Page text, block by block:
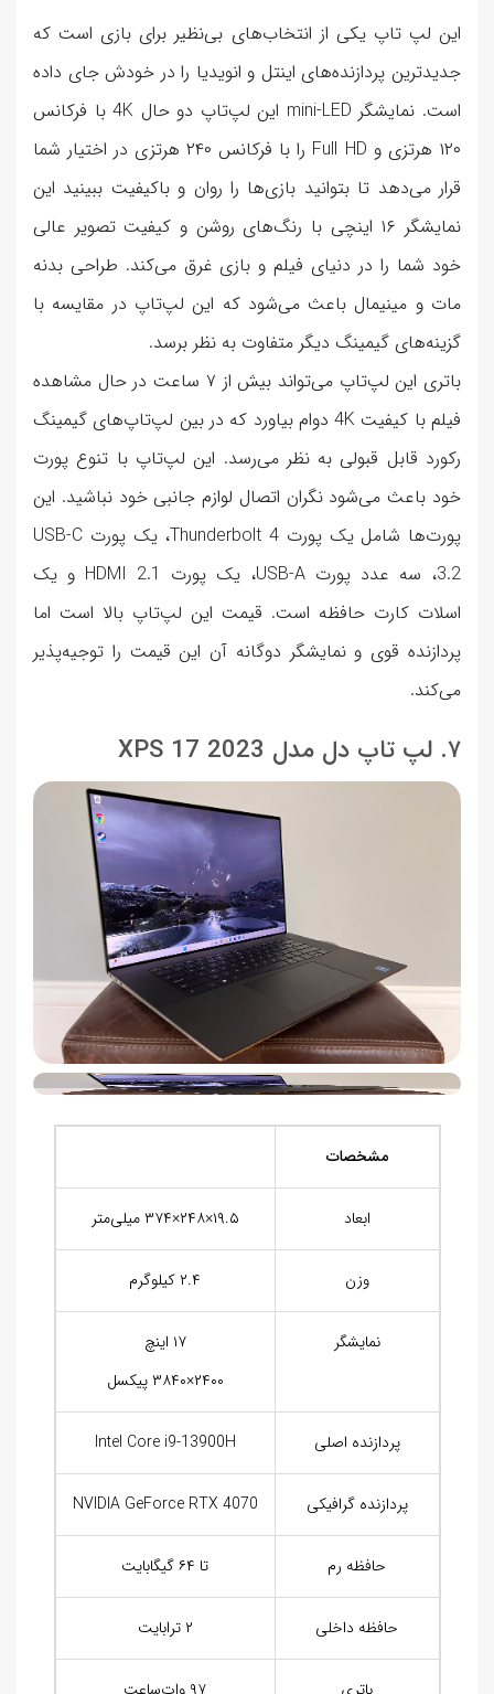
این لپ تاپ یکی از انتخاب‌های بی‌نظیر برای بازی است که
جدیدترین پردازنده‌های اینتل و انویدیا را در خودش جای داده
است. نمایشگر mini-LED این لپ‌تاپ دو حال 4K با فرکانس
۱۲۰ هرتزی و Full HD را با فرکانس ۲۴۰ هرتزی در اختیار شما
قرار می‌دهد تا بتوانید بازی‌ها را روان و باکیفیت ببینید این
نمایشگر ۱۶ اینچی با رنگ‌های روشن و کیفیت تصویر عالی
خود شما را در دنیای فیلم و بازی غرق می‌کند. طراحی بدنه
مات و مینیمال باعث می‌شود که این لپ‌تاپ در مقایسه با
گزینه‌های گیمینگ دیگر متفاوت به نظر برسد.
باتری این لپ‌تاپ می‌تواند بیش از ۷ ساعت در حال مشاهده
فیلم با کیفیت 4K دوام بیاورد که در بین لپ‌تاپ‌های گیمینگ
رکورد قابل قبولی به نظر می‌رسد. این لپ‌تاپ با تنوع پورت
خود باعث می‌شود نگران اتصال لوازم جانبی خود نباشید. این
پورت‌ها شامل یک پورت Thunderbolt 4، یک پورت USB-C
3.2، سه عدد پورت USB-A، یک پورت HDMI 2.1 و یک
اسلات کارت حافظه است. قیمت این لپ‌تاپ بالا است اما
پردازنده قوی و نمایشگر دوگانه آن این قیمت را توجیه‌پذیر
می‌کند.
۷. لپ تاپ دل مدل XPS 17 2023
مشخصات
ابعاد ۱۹.۵×۲۴۸×۳۷۴ میلی‌متر
وزن ۲.۴ کیلوگرم
نمایشگر
۱۷ اینچ
۲۴۰۰×۳۸۴۰ پیکسل
پردازنده اصلی Intel Core i9-13900H
پردازنده گرافیکی NVIDIA GeForce RTX 4070
حافظه رم تا ۶۴ گیگابایت
حافظه داخلی ۲ ترابایت